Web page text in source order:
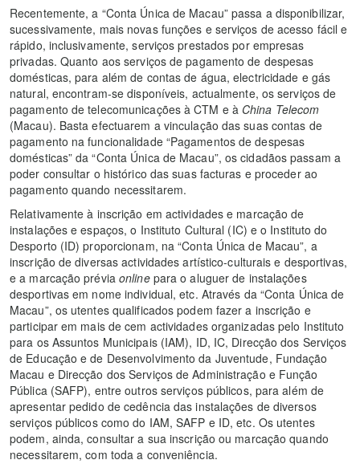
Recentemente, a “Conta Única de Macau” passa a disponibilizar,
sucessivamente, mais novas funções e serviços de acesso fácil e
rápido, inclusivamente, serviços prestados por empresas
privadas. Quanto aos serviços de pagamento de despesas
domésticas, para além de contas de água, electricidade e gás
natural, encontram-se disponíveis, actualmente, os serviços de
pagamento de telecomunicações à CTM e à China Telecom
(Macau). Basta efectuarem a vinculação das suas contas de
pagamento na funcionalidade “Pagamentos de despesas
domésticas” da “Conta Única de Macau”, os cidadãos passam a
poder consultar o histórico das suas facturas e proceder ao
pagamento quando necessitarem.
Relativamente à inscrição em actividades e marcação de
instalações e espaços, o Instituto Cultural (IC) e o Instituto do
Desporto (ID) proporcionam, na “Conta Única de Macau”, a
inscrição de diversas actividades artístico-culturais e desportivas,
e a marcação prévia onlinepara o aluguer de instalações
desportivas em nome individual, etc. Através da “Conta Única de
Macau”, os utentes qualificados podem fazer a inscrição e
participar em mais de cem actividades organizadas pelo Instituto
para os Assuntos Municipais (IAM), ID, IC, Direcção dos Serviços
de Educação e de Desenvolvimento da Juventude, Fundação
Macau e Direcção dos Serviços de Administração e Função
Pública (SAFP), entre outros serviços públicos, para além de
apresentar pedido de cedência das instalações de diversos
serviços públicos como do IAM, SAFP e ID, etc. Os utentes
podem, ainda, consultar a sua inscrição ou marcação quando
necessitarem, com toda a conveniência.